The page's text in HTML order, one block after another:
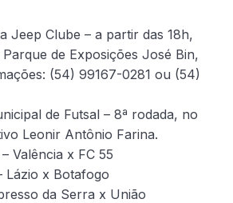
Jeep Clube – a partir das 18h,
de Exposições José Bin,
(54) 99167-0281 ou (54)
de Futsal – 8ª rodada, no
Leonir Antônio Farina.
Valência x FC 55
Lázio x Botafogo
da Serra x União